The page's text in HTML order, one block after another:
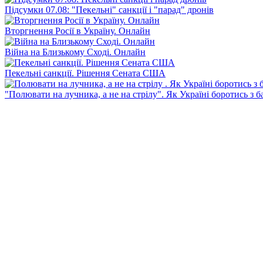
Підсумки 07.08: "Пекельні" санкції і "парад" дронів
Вторгнення Росії в Україну. Онлайн
Війна на Близькому Сході. Онлайн
Пекельні санкції. Рішення Сената США
"Полювати на лучника, а не на стрілу". Як Україні боротись з